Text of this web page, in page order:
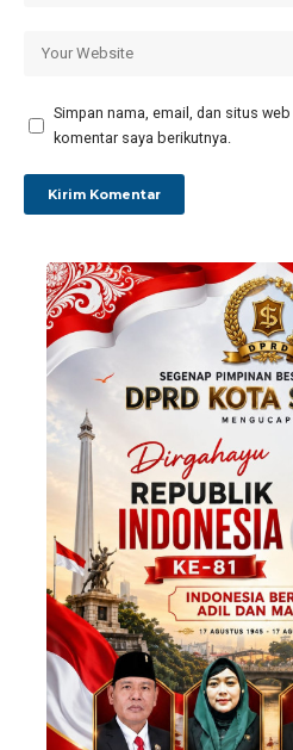
Simpan nama, email, dan situs
komentar saya berikutnya.